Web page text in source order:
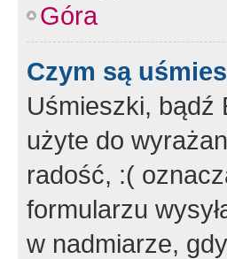
Góra
Czym są
Uśmieszki, bądź
użyte do
radość, :(
formularzu
w nadmiarze,